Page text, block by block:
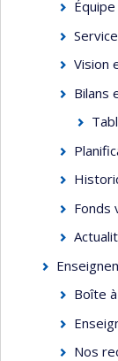
Équipe
Vision
Bilans
Fonds
Boîte
Nos